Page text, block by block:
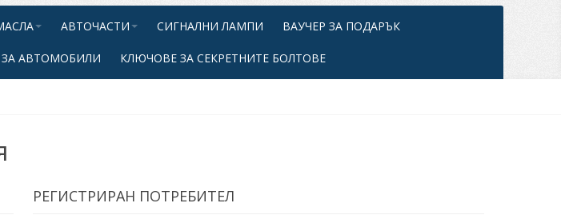
АВТОЧАСТИ СИГНАЛНИ ЛАМПИ ВАУЧЕР ЗА ПОДАРЪК
АВТОМОБИЛИ КЛЮЧОВЕ ЗА СЕКРЕТНИТЕ БОЛТОВЕ
РЕГИСТРИРАН ПОТРЕБИТЕЛ